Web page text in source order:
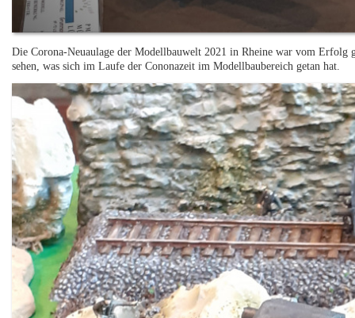
Die Corona-Neuaulage der Modellbauwelt 2021 in Rheine war vom Erfolg
sehen, was sich im Laufe der Cononazeit im Modellbaubereich getan hat.